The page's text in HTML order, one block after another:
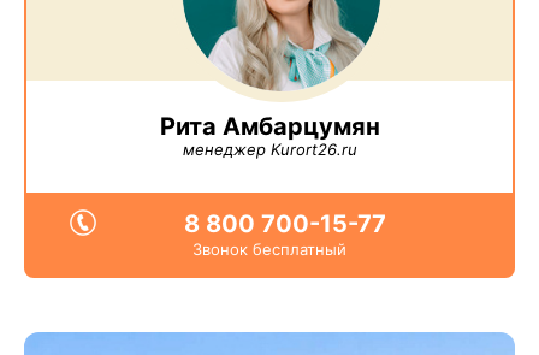
Рита Амбарцумян
менеджер Kurort26.ru
8 800 700-15-77
Звонок бесплатный